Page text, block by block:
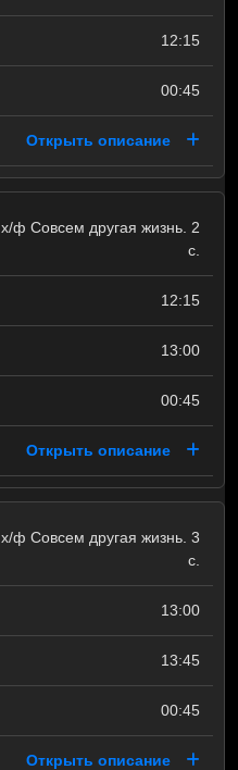
12:15
00:45
Открыть описание
х/ф Совсем другая жизнь. 2
с.
12:15
13:00
00:45
Открыть описание
х/ф Совсем другая жизнь. 3
с.
13:00
13:45
00:45
Открыть описание